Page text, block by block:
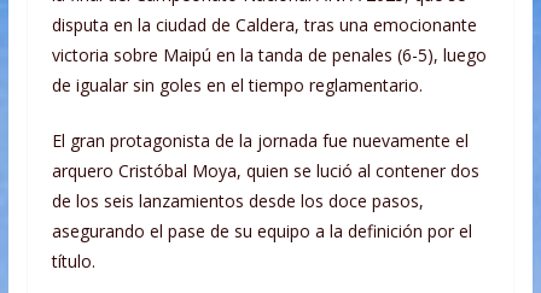
disputa en la ciudad de Caldera, tras una emocionante
victoria sobre Maipú en la tanda de penales (6-5), luego
de igualar sin goles en el tiempo reglamentario.
El gran protagonista de la jornada fue nuevamente el
arquero Cristóbal Moya, quien se lució al contener dos
de los seis lanzamientos desde los doce pasos,
asegurando el pase de su equipo a la definición por el
título.